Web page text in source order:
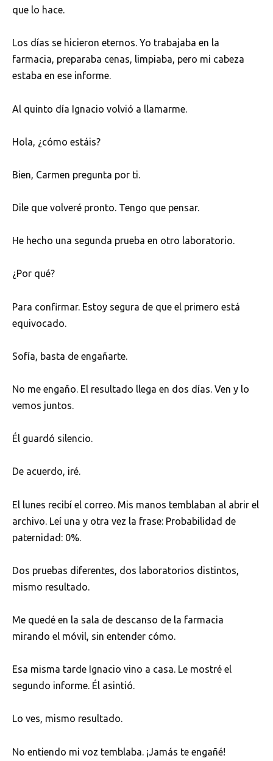
que lo hace.
Los días se hicieron eternos. Yo trabajaba en la
farmacia, preparaba cenas, limpiaba, pero mi cabeza
estaba en ese informe.
Al quinto día Ignacio volvió a llamarme.
Hola, ¿cómo estáis?
Bien, Carmen pregunta por ti.
Dile que volveré pronto. Tengo que pensar.
He hecho una segunda prueba en otro laboratorio.
¿Por qué?
Para confirmar. Estoy segura de que el primero está
equivocado.
Sofía, basta de engañarte.
No me engaño. El resultado llega en dos días. Ven y lo
vemos juntos.
Él guardó silencio.
De acuerdo, iré.
El lunes recibí el correo. Mis manos temblaban al abrir el
archivo. Leí una y otra vez la frase: Probabilidad de
paternidad: 0%.
Dos pruebas diferentes, dos laboratorios distintos,
mismo resultado.
Me quedé en la sala de descanso de la farmacia
mirando el móvil, sin entender cómo.
Esa misma tarde Ignacio vino a casa. Le mostré el
segundo informe. Él asintió.
Lo ves, mismo resultado.
No entiendo mi voz temblaba. ¡Jamás te engañé!